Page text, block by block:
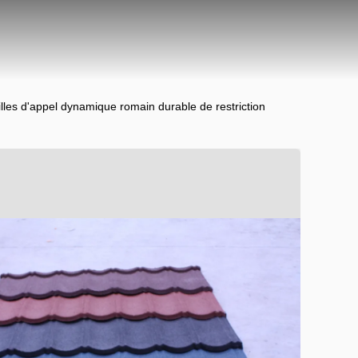
d'appel dynamique romain durable de restriction